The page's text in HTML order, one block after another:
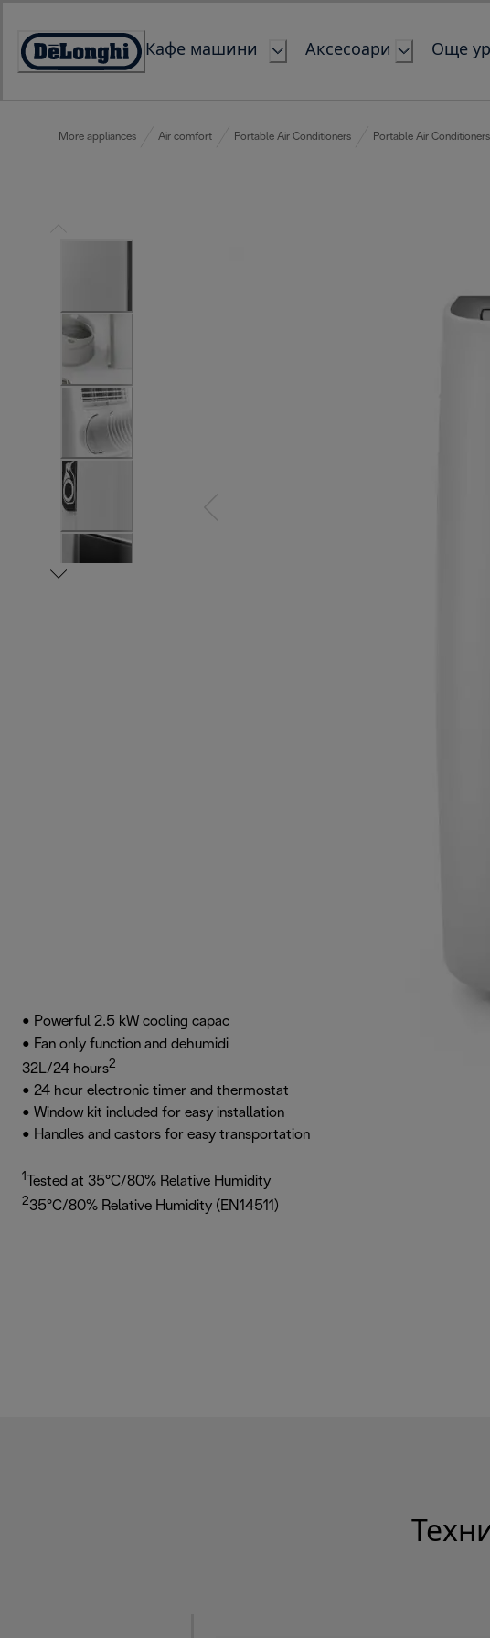
Content
Accessibility
Кафе машини Аксесоари Още
More appliances Air comfort Portable Air Conditioners Portable Air Conditioners
• Powerful 2.5 kW cooling capacity
• Fan only function and dehumidifying function up to
32L/24 hours2
• 24 hour electronic timer and thermostat
• Window kit included for easy installation
• Handles and castors for easy transportation
1 Tested at 35°C/80% Relative Humidity
235°C/80% Relative Humidity (EN14511)